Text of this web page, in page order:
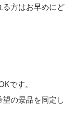
る方はお早めにど
です。
望の景品を同定し